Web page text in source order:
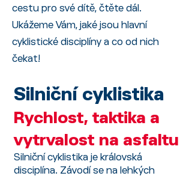
cestu pro své dítě, čtěte dál.
Ukážeme Vám, jaké jsou hlavní
cyklistické disciplíny a co od nich
čekat!
Silniční cyklistika
Rychlost, taktika a
vytrvalost na asfaltu
Silniční cyklistika je královská
disciplína. Závodí se na lehkých